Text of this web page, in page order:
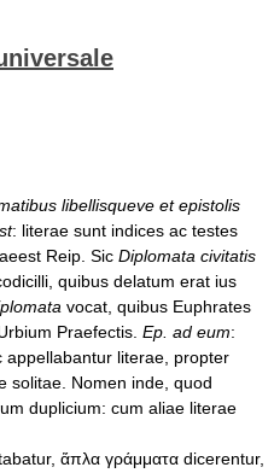
libellisqueve et epistolis
: literae sunt indices ac testes
Reip. Sic Diplomata civitatis
codicilli, quibus delatum erat ius
vocat, quibus Euphrates
Praefectis. Ep. ad eum:
appellabantur literae, propter
solitae. Nomen inde, quod
duplicium: cum aliae literae
ἅπλα γράμματα dicerentur,